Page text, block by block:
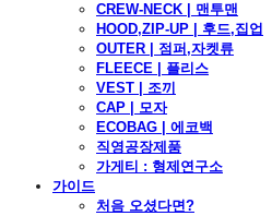
CREW-NECK | 맨투맨
HOOD,ZIP-UP | 후드,집업
OUTER | 점퍼,자켓류
FLEECE | 플리스
VEST | 조끼
CAP | 모자
ECOBAG | 에코백
직영공장제품
가게티 : 형제연구소
가이드
처음 오셨다면?